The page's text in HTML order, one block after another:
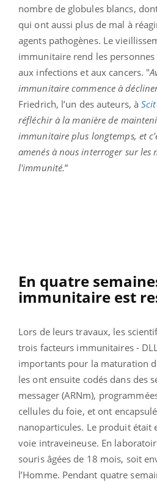
nombre de globules blancs,
qui ont aussi plus de mal à
agents pathogènes. Le
immunitaire rend les personnes
aux infections et aux cancers. "
immunitaire commence à
Friedrich, l’un des auteurs, à
réfléchir à la manière de
immunitaire plus longtemps, et
amenés à nous interroger sur les
l'immunité.”
En quatre
immunitaire est
Lors de leurs travaux, les
trois facteurs immunitaires -
importants pour la maturation
les ont ensuite codés dans des
messager (ARNm),
cellules du foie, et ont
nanoparticules. Le produit était
voie intraveineuse. En
souris âgées de 18 mois, soit
l’Homme. Pendant quatre